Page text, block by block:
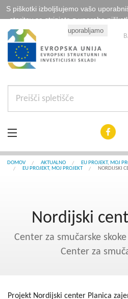
S piškotki izboljšujemo vašo
storitev se strinjate z uporabo
uporabljamo
Aktualno
DOMOV AKTUALNO
EU PROJEKT, MOJ
EU PROJEKT, MOJ PROJEKT
NORDIJSKI
Nordijski
Center za smučarske
Center za
Projekt Nordijski center Planica